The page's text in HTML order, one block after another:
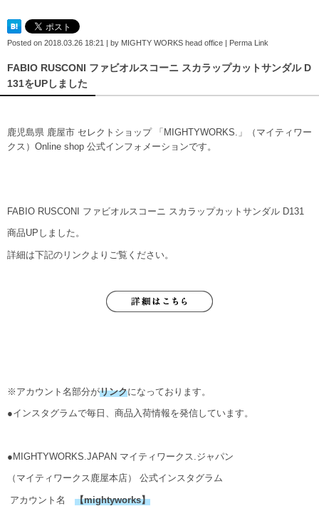
Posted on 2018.03.26 18:21 by MIGHTY WORKS head office Perma Link
FABIO RUSCONI ファビオルスコーニ スカラップカットサンダル D
131をUPしました
鹿児島県 鹿屋市 セレクトショップ 「MIGHTYWORKS.」（マイティワー
クス）Online shop 公式インフォメーションです。
FABIO RUSCONI ファビオルスコーニ スカラップカットサンダル D131
商品UPしました。
詳細は下記のリンクよりご覧ください。
※アカウント名部分がリンクになっております。
●インスタグラムで毎日、商品入荷情報を発信しています。
●MIGHTYWORKS.JAPAN マイティワークス.ジャパン
（マイティワークス鹿屋本店） 公式インスタグラム
アカウント名 【mightyworks】